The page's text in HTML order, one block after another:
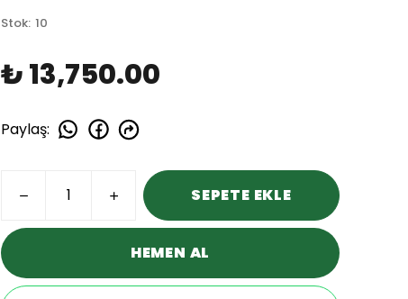
Stok: 10
₺ 13,750.00
Paylaş:
SEPETE EKLE
HEMEN AL